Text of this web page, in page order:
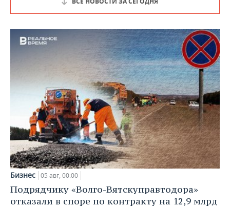
Бизнес 05 авг, 00:00
Подрядчику «Волго-Вятскуправтодора»
отказали в споре по контракту на 12,9 млрд